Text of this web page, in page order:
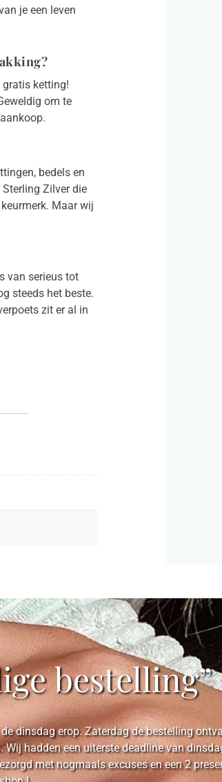
je een leven
gratis ketting!
om te
bedels en
Zilver die
Maar wij
van serieus tot
steeds het beste.
zit er al in
bestelling”
dinsdag erop. Zaterdag de bestelling
hadden een uiterste deadline van
met nogmaals excuses en een 2